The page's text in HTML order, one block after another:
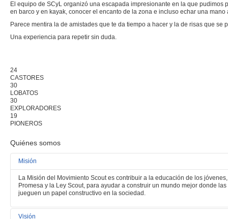
El equipo de SCyL organizó una escapada impresionante en la que
en barco y en kayak, conocer el encanto de la zona e incluso echar una
Parece mentira la de amistades que te da tiempo a hacer y la de risas que se
Una experiencia para repetir sin duda.
24
CASTORES
30
LOBATOS
30
EXPLORADORES
19
PIONEROS
Quiénes somos
Misión
La Misión del Movimiento Scout es contribuir a la educación de los
Promesa y la Ley Scout, para ayudar a construir un mundo mejor donde
jueguen un papel constructivo en la sociedad.
Visión